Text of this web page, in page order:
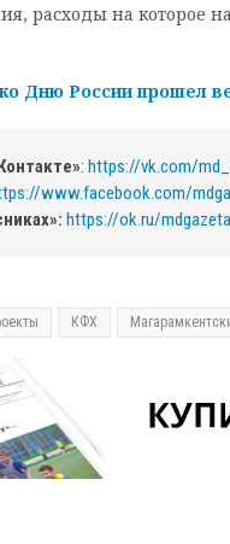
расходы на которое
Дню России прошел
: https://vk.com/
www.facebook.com/
https://ok.ru/mdgazeta
КФХ